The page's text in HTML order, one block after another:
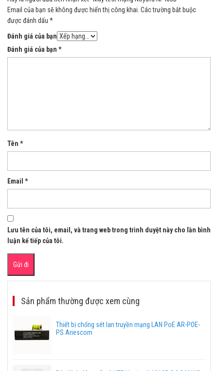
Email của bạn sẽ không được hiển thị công khai. Các trường bắt buộc
được đánh dấu *
Đánh giá của bạn
Đánh giá của bạn *
Tên *
Email *
Lưu tên của tôi, email, và trang web trong trình duyệt này cho lần bình
luận kế tiếp của tôi.
Sản phẩm thường được xem cùng
Thiết bị chống sét lan truyền mạng LAN PoE AR-POE-
PS Ariescom